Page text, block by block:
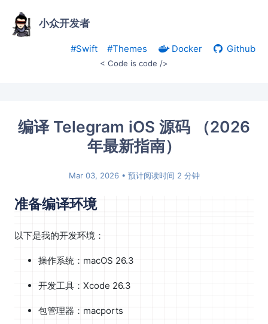
小众开发者
#Swift #Themes Docker Github
< Code is code />
编译 Telegram iOS 源码 （2026
年最新指南）
Mar 03, 2026• 预计阅读时间 2 分钟
准备编译环境
以下是我的开发环境：
操作系统：macOS 26.3
开发工具：Xcode 26.3
包管理器：macports